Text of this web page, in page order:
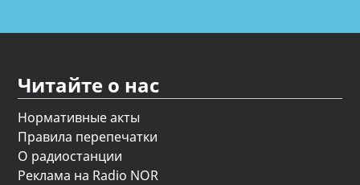
Читайте о нас
Нормативные акты
Правила перепечатки
О радиостанции
Реклама на Radio NOR